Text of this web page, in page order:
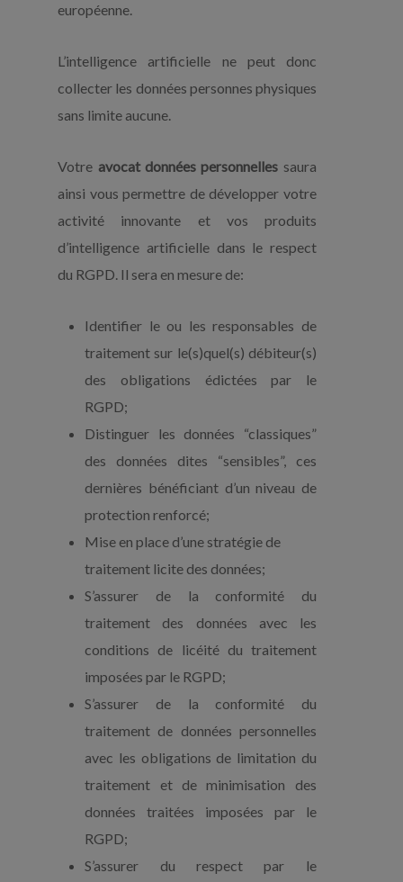
européenne.
L’intelligence artificielle ne peut donc
collecter les données personnes physiques
sans limite aucune.
Votre avocat données personnelles saura
ainsi vous permettre de développer votre
activité innovante et vos produits
d’intelligence artificielle dans le respect
du RGPD. Il sera en mesure de:
Identifier le ou les responsables de
traitement sur le(s)quel(s) débiteur(s)
des obligations édictées par le
RGPD;
Distinguer les données “classiques”
des données dites “sensibles”, ces
dernières bénéficiant d’un niveau de
protection renforcé;
Mise en place d’une stratégie de
traitement licite des données;
S’assurer de la conformité du
traitement des données avec les
conditions de licéité du traitement
imposées par le RGPD;
S’assurer de la conformité du
traitement de données personnelles
avec les obligations de limitation du
traitement et de minimisation des
données traitées imposées par le
RGPD;
S’assurer du respect par le